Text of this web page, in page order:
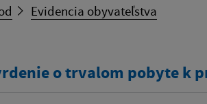
Evidencia obyvateľstva
o trvalom pobyte k